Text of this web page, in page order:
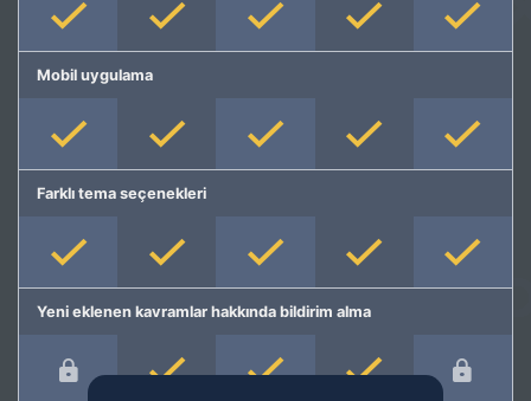
Mobil uygulama
Farklı tema seçenekleri
Yeni eklenen kavramlar hakkında bildirim alma